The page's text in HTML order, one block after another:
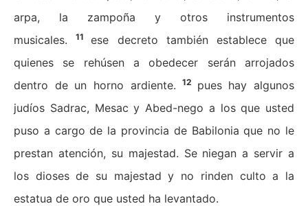
arpa, la zampoña y otros instrumentos
musicales.11 ese decreto también establece que
quienes se rehúsen a obedecer serán arrojados
dentro de un horno ardiente.12 pues hay algunos
judíos Sadrac, Mesac y Abed-nego a los que usted
puso a cargo de la provincia de Babilonia que no le
prestan atención, su majestad. Se niegan a servir a
los dioses de su majestad y no rinden culto a la
estatua de oro que usted ha levantado.